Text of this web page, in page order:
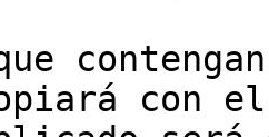
con